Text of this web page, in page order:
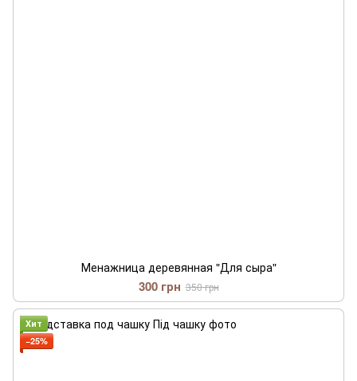
Менажница деревянная "Для сыра"
300 грн 350 грн
Хит
−25%